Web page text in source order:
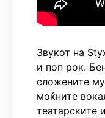
Звукот на
и поп рок.
сложените
моќните
театарските